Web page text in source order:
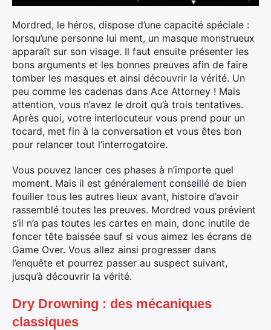
Mordred, le héros, dispose d’une capacité spéciale :
lorsqu’une personne lui ment, un masque monstrueux
apparaît sur son visage. Il faut ensuite présenter les
bons arguments et les bonnes preuves afin de faire
tomber les masques et ainsi découvrir la vérité. Un
peu comme les cadenas dans Ace Attorney ! Mais
attention, vous n’avez le droit qu’à trois tentatives.
Après quoi, votre interlocuteur vous prend pour un
tocard, met fin à la conversation et vous êtes bon
pour relancer tout l’interrogatoire.
Vous pouvez lancer ces phases à n’importe quel
moment. Mais il est généralement conseillé de bien
fouiller tous les autres lieux avant, histoire d’avoir
rassemblé toutes les preuves. Mordred vous prévient
s’il n’a pas toutes les cartes en main, donc inutile de
foncer tête baissée sauf si vous aimez les écrans de
Game Over. Vous allez ainsi progresser dans
l’enquête et pourrez passer au suspect suivant,
jusqu’à découvrir la vérité.
Dry Drowning : des mécaniques
classiques